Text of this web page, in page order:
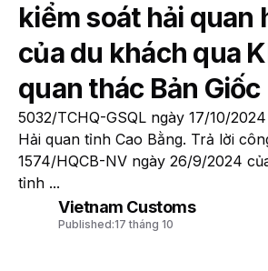
kiểm soát hải quan
của du khách qua
quan thác Bản Giốc
5032/TCHQ-GSQL ngày 17/10/
Hải quan tỉnh Cao Bằng. Trả lời
1574/HQCB-NV ngày 26/9/2024
tỉnh ...
Vietnam Customs
Published:17 tháng 10